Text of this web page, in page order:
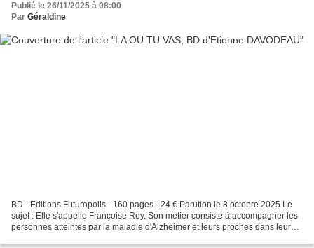
Publié le 26/11/2025 à 08:00
Par Géraldine
BD - Editions Futuropolis - 160 pages - 24 € Parution le 8 octobre 2025 Le
sujet : Elle s'appelle Françoise Roy. Son métier consiste à accompagner les
personnes atteintes par la maladie d'Alzheimer et leurs proches dans leur